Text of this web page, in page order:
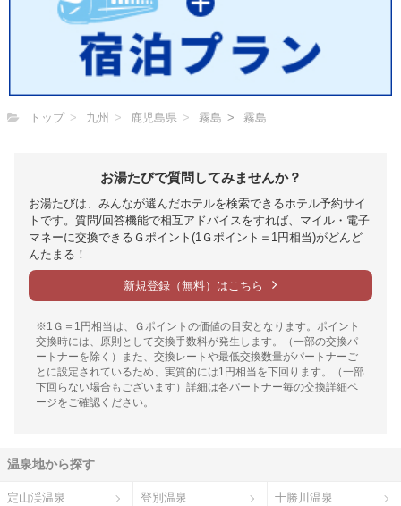
トップ 九州 鹿児島県 霧島 霧島
お湯たびで質問してみませんか？
お湯たびは、みんなが選んだホテルを検索できるホテル予約サイ
トです。質問/回答機能で相互アドバイスをすれば、マイル・電子
マネーに交換できるＧポイント(1Ｇポイント＝1円相当)がどんど
んたまる！
新規登録（無料）はこちら
※1Ｇ＝1円相当は、Ｇポイントの価値の目安となります。ポイント
交換時には、原則として交換手数料が発生します。（一部の交換パ
ートナーを除く）また、交換レートや最低交換数量がパートナーご
とに設定されているため、実質的には1円相当を下回ります。（一部
下回らない場合もございます）詳細は各パートナー毎の交換詳細ペ
ージをご確認ください。
温泉地から探す
定山渓温泉 登別温泉 十勝川温泉